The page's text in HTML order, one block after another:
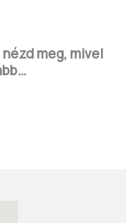
meg, mivel